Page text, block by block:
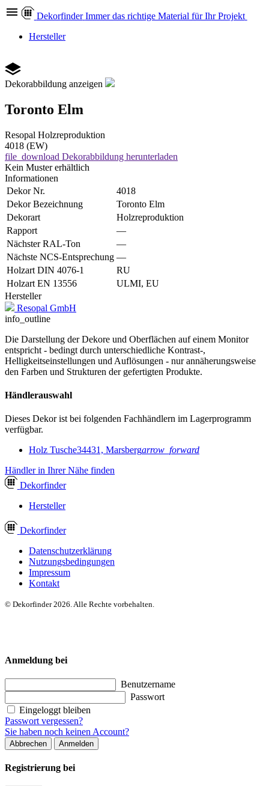
Dekorfinder Immer das richtige Material für Ihr Projekt
Hersteller
Dekorabbildung anzeigen
Toronto Elm
Resopal Holzreproduktion
4018 (EW)
file_download Dekorabbildung herunterladen
Kein Muster erhältlich
Informationen
Dekor Nr.
4018
Dekor Bezeichnung
Toronto Elm
Dekorart
Holzreproduktion
Rapport
—
Nächster RAL-Ton
—
Nächste NCS-Entsprechung —
Holzart DIN 4076-1
RU
Holzart EN 13556
ULMI, EU
Hersteller
Resopal GmbH
info_outline
Die Darstellung der Dekore und Oberflächen auf einem Monitor
entspricht - bedingt durch unterschiedliche Kontrast-,
Helligkeitseinstellungen und Auflösungen - nur annäherungsweise
den Farben und Strukturen der gefertigten Produkte.
Händlerauswahl
Dieses Dekor ist bei folgenden Fachhändlern im Lagerprogramm
verfügbar.
Holz Tusche34431, Marsbergarrow_forward
Händler in Ihrer Nähe finden
Dekorfinder
Hersteller
Dekorfinder
Datenschutzerklärung
Nutzungsbedingungen
Impressum
Kontakt
© Dekorfinder 2026. Alle Rechte vorbehalten.
Anmeldung bei
Benutzername
Passwort
Eingeloggt bleiben
Passwort vergessen?
Sie haben noch keinen Account?
Abbrechen Anmelden
Registrierung bei